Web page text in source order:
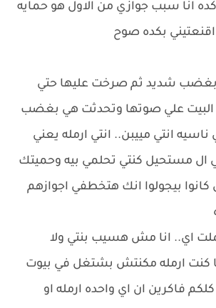
انا سبب جوازي من الاول هو حمايه
بكده صوح
بغضب شديد ثم صرخت عليها حتي
علي صوتها وتحدثت هي بغضب
انتي مييبن.. انتي ارمله يعني
ال مستحيل كنتي تحلمي بيه وحميتك
بيجولوا انك هتخطفي اجوازهم
اي.. انا مش هسيب بنتي ولا
كنت ارمله مكنتش بشتغل في بيوت
فاكرين ان اي واحده ارمله او